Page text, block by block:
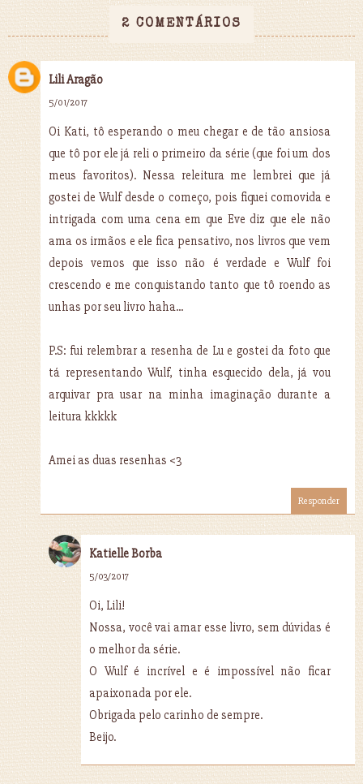
2 COMENTÁRIOS
Lili Aragão
5/01/2017
Oi Kati, tô esperando o meu chegar e de tão ansiosa
que tô por ele já reli o primeiro da série (que foi um dos
meus favoritos). Nessa releitura me lembrei que já
gostei de Wulf desde o começo, pois fiquei comovida e
intrigada com uma cena em que Eve diz que ele não
ama os irmãos e ele fica pensativo, nos livros que vem
depois vemos que isso não é verdade e Wulf foi
crescendo e me conquistando tanto que tô roendo as
unhas por seu livro haha...
P.S: fui relembrar a resenha de Lu e gostei da foto que
tá representando Wulf, tinha esquecido dela, já vou
arquivar pra usar na minha imaginação durante a
leitura kkkkk
Amei as duas resenhas <3
Responder
Katielle Borba
5/03/2017
Oi, Lili!
Nossa, você vai amar esse livro, sem dúvidas é
o melhor da série.
O Wulf é incrível e é impossível não ficar
apaixonada por ele.
Obrigada pelo carinho de sempre.
Beijo.